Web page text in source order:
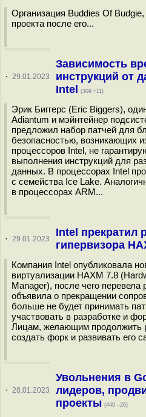
Организация Buddies Of
проекта после его...
· 29.01.2023
Зависимость
инструкций от
Intel
(309 +11)
Эрик Биггерс (Eric Biggers),
Adiantum и мэйнтейнер
предложил набор патчей для
безопасностью, возникающих
процессоров Intel, не
выполнения инструкций для
данных. В процессорах Intel
с семейства Ice Lake.
в процессорах ARM...
· 29.01.2023
Intel прекратил
гипервизора
Компания Intel опубликовала
виртуализации HAXM 7.8
Manager), после чего перевела
объявила о прекращении
больше не будет принимать
участвовать в разработке и
Лицам, желающим продолжить
создать форк и развивать его
· 28.01.2023
Увольнения в
лидеров,
проекты (449 –26)